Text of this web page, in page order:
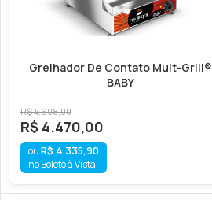
Grelhador De Contato Mult-Grill®
BABY
R$4.608,00
R$ 4.470,00
R$ 4.335,90
no Boleto à Vista